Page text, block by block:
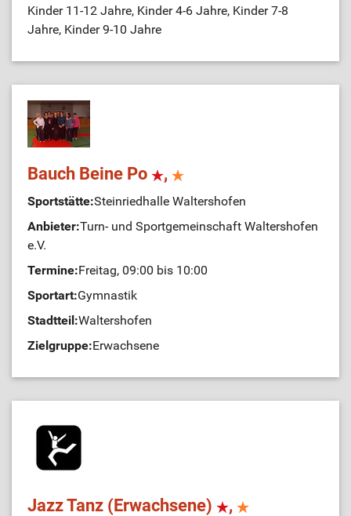
Kinder 11-12 Jahre, Kinder 4-6 Jahre, Kinder 7-8
Jahre, Kinder 9-10 Jahre
Bauch Beine Po ,
Sportstätte:Steinriedhalle Waltershofen
Anbieter:Turn- und Sportgemeinschaft Waltershofen
e.V.
Termine:Freitag, 09:00 bis 10:00
Sportart:Gymnastik
Stadtteil:Waltershofen
Zielgruppe:Erwachsene
Jazz Tanz (Erwachsene) ,